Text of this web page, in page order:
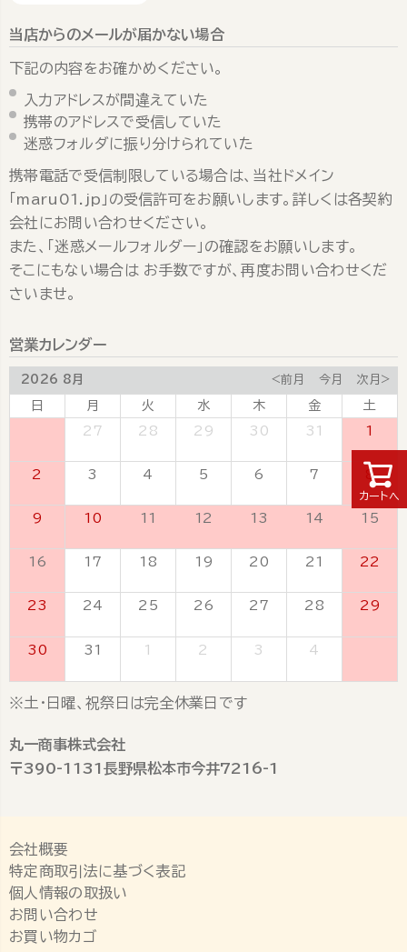
カートへ
当店からのメールが届かない場合
下記の内容をお確かめください。
入力アドレスが間違えていた
携帯のアドレスで受信していた
迷惑フォルダに振り分けられていた
携帯電話で受信制限している場合は、当社ドメイン
「maru01.jp」の受信許可をお願いします。詳しくは各契約
会社にお問い合わせください。
また、「迷惑メールフォルダー」の確認をお願いします。
そこにもない場合は お手数ですが、再度お問い合わせくだ
さいませ。
営業カレンダー
2026 8月 <前月 今月 次月>
日 月 火 水 木 金
土
27 28 29 30 31 1
2 3 4 5 6 7 8
9 10 11 12 13 14 15
16 17 18 19 20 21 22
23 24 25 26 27 28 29
30 31 1 2 3 4
※土・日曜、祝祭日は完全休業日です
丸一商事株式会社
〒390-1131長野県松本市今井7216-1
会社概要
特定商取引法に基づく表記
個人情報の取扱い
お問い合わせ
お買い物カゴ